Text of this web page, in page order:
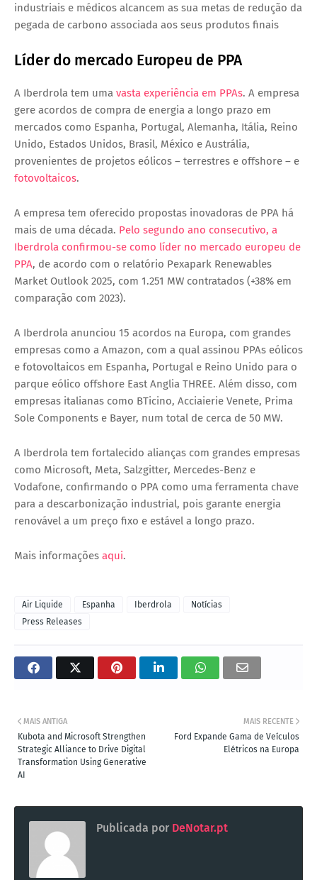
industriais e médicos alcancem as sua metas de redução da
pegada de carbono associada aos seus produtos finais
Líder do mercado Europeu de PPA
A Iberdrola tem uma vasta experiência em PPAs. A empresa
gere acordos de compra de energia a longo prazo em
mercados como Espanha, Portugal, Alemanha, Itália, Reino
Unido, Estados Unidos, Brasil, México e Austrália,
provenientes de projetos eólicos – terrestres e offshore – e
fotovoltaicos.
A empresa tem oferecido propostas inovadoras de PPA há
mais de uma década. Pelo segundo ano consecutivo, a
Iberdrola confirmou-se como líder no mercado europeu de
PPA, de acordo com o relatório Pexapark Renewables
Market Outlook 2025, com 1.251 MW contratados (+38% em
comparação com 2023).
A Iberdrola anunciou 15 acordos na Europa, com grandes
empresas como a Amazon, com a qual assinou PPAs eólicos
e fotovoltaicos em Espanha, Portugal e Reino Unido para o
parque eólico offshore East Anglia THREE. Além disso, com
empresas italianas como BTicino, Acciaierie Venete, Prima
Sole Components e Bayer, num total de cerca de 50 MW.
A Iberdrola tem fortalecido alianças com grandes empresas
como Microsoft, Meta, Salzgitter, Mercedes-Benz e
Vodafone, confirmando o PPA como uma ferramenta chave
para a descarbonização industrial, pois garante energia
renovável a um preço fixo e estável a longo prazo.
Mais informações aqui.
Air Liquide Espanha Iberdrola
Notícias
Press Releases
MAIS RECENTE
Ford Expande Gama de Veículos
Elétricos na Europa
MAIS ANTIGA
Kubota and Microsoft Strengthen
Strategic Alliance to Drive Digital
Transformation Using Generative
AI
Publicada por DeNotar.pt